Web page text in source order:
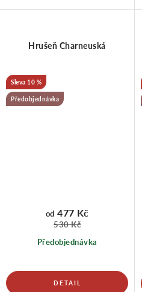
Hrušeň Charneuská
10 %
Předobjednávka
Předobjednávka
od 477 Kč
530 Kč